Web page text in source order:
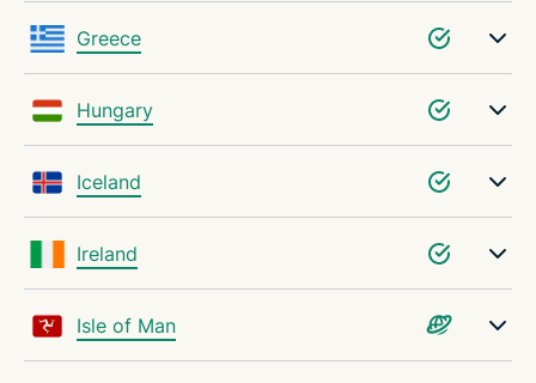
Greece
Hungary
Iceland
Ireland
Isle of Man